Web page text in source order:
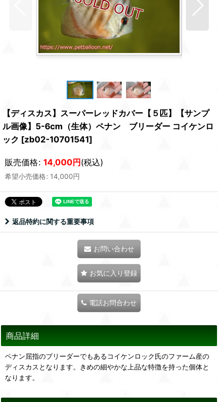
【ディスカス】スーパーレッドカバー【５匹】【サンプ
ル画像】5-6cm（生体）ペナン ブリーダー コイケンロ
ック [zb02-10701541]
販売価格: 14,000円(税込)
希望小売価格: 14,000円
返品特約に関する重要事項
お問い合わせ
お気に入り登録
電話お問合わせ
商品詳細
ペナン屈指のブリーダーでもあるコイケンロック氏のファーム産の
ディスカスとなります。きめの細やかな上品な特徴を持った個体と
なります。